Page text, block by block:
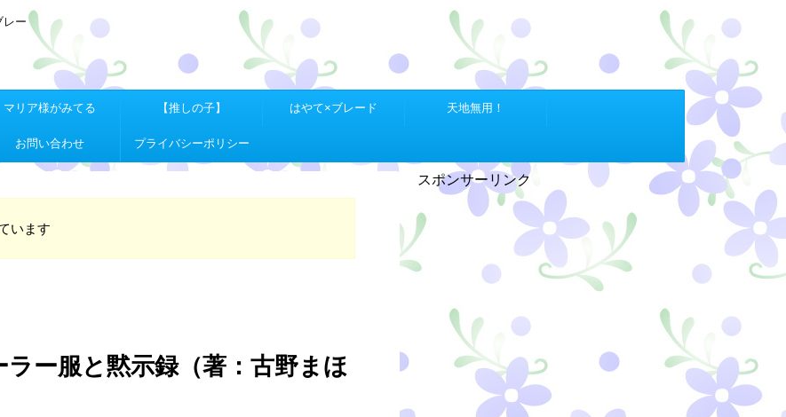
レー
マリア様がみてる 【推しの子】 はやて×ブレード 天地無用！
お問い合わせ プライバシーポリシー
います
ラー服と黙示録（著：古野まほ
スポンサーリンク